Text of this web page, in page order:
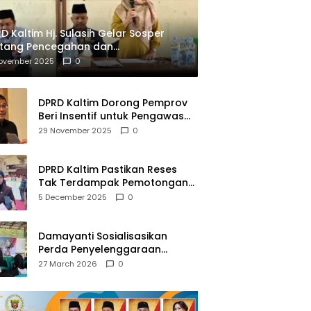
Kaltim Hj. Sulasih Gelar Sosper
Pencegahan dan
NAPZA
2025 0
DPRD Kaltim Dorong Pemprov
Beri Insentif untuk Pengawas
Madrasah dan Pendidikan
29 November 2025 0
DPRD Kaltim Pastikan Reses
Tak Terdampak Pemotongan
Transfer Dana Pusat
5 December 2025 0
Damayanti Sosialisasikan
Perda Penyelenggaraan
Pendidikan Pancasila dan
27 March 2026 0